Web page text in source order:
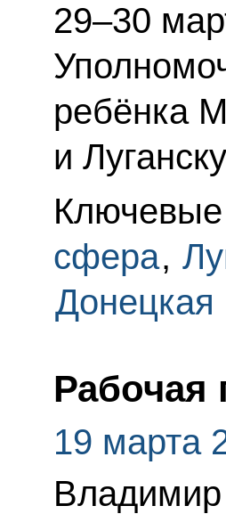
29–30
ребёнка
и
Ключевые
сфера,
Донецкая
Рабочая
19 марта